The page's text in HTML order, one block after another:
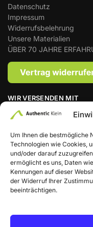
Um Ihnen die bestmögliche
Technologien wie Cookies,
und/oder darauf
ermöglicht es uns, Daten
Kennungen auf dieser
der Widerruf Ihrer
beeinträchtigen.
Datenschutz
Impressum
Widerrufsbelehrung
Unsere Materialien
ÜBER 70 JAHRE
WIR VERSENDEN MIT
Zahlungsmethoden